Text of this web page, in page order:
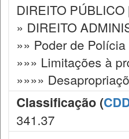
DIREITO PÚBLICO
» DIREITO
»» Poder de Polícia
»»» Limitações à
»»»»
Classificação (
341.37